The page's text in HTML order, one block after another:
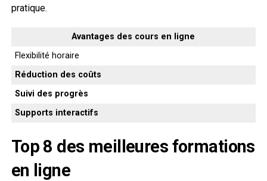
pratique.
Avantages des cours en ligne
Flexibilité horaire
Réduction des coûts
Suivi des progrès
Supports interactifs
Top 8 des meilleures formations
en ligne